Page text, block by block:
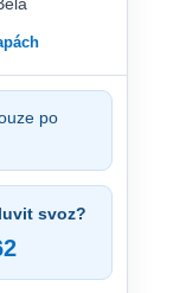
po
svoz?